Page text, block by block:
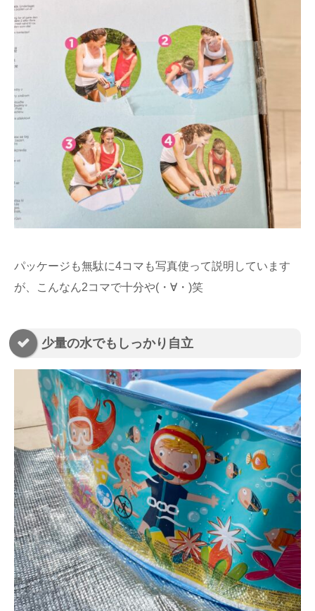
パッケージも無駄に4コマも写真使って説明しています
が、こんなん2コマで十分や(・∀・)笑
少量の水でもしっかり自立